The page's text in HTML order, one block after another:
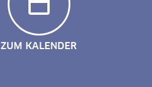
ZUM KALENDER